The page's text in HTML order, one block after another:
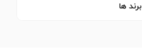
برند ها